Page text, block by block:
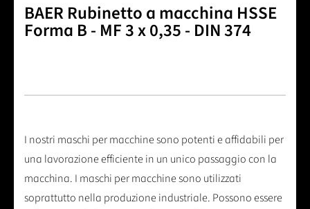
BAER Rubinetto a macchina HSSE
Forma B - MF 3 x 0,35 - DIN 374
I nostri maschi per macchine sono potenti e affidabili per
una lavorazione efficiente in un unico passaggio con la
macchina. I maschi per macchine sono utilizzati
soprattutto nella produzione industriale. Possono essere